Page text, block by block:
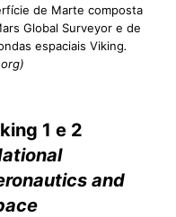
de Marte composta
Global Surveyor e de
espaciais Viking.
1 e 2
and